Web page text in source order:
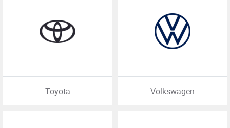
Toyota Volkswagen